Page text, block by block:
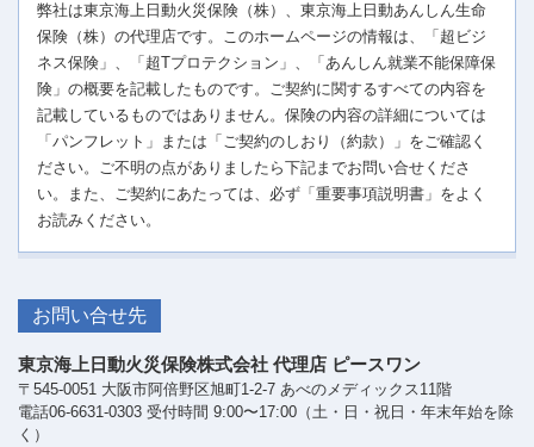
弊社は東京海上日動火災保険（株）、東京海上日動あんしん生命
保険（株）の代理店です。このホームページの情報は、「超ビジ
ネス保険」、「超Tプロテクション」、「あんしん就業不能保障保
険」の概要を記載したものです。ご契約に関するすべての内容を
記載しているものではありません。保険の内容の詳細については
「パンフレット」または「ご契約のしおり（約款）」をご確認く
ださい。ご不明の点がありましたら下記までお問い合せくださ
い。また、ご契約にあたっては、必ず「重要事項説明書」をよく
お読みください。
お問い合せ先
東京海上日動火災保険株式会社 代理店 ピースワン
〒545-0051 大阪市阿倍野区旭町1-2-7 あべのメディックス11階
電話06-6631-0303 受付時間 9:00〜17:00（土・日・祝日・年末年始を除
く）